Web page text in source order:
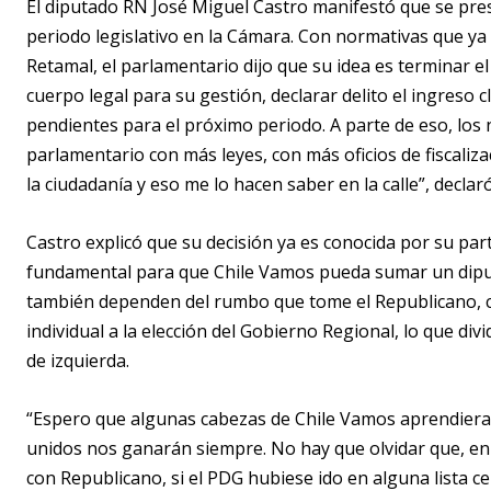
El diputado RN José Miguel Castro manifestó que se
periodo legislativo en la Cámara. Con normativas que
Retamal, el parlamentario dijo que su idea es terminar
cuerpo legal para su gestión, declarar delito el ingreso
pendientes para el próximo periodo. A parte de eso,
parlamentario con más leyes, con más oficios de
la ciudadanía y eso me lo hacen saber en la calle”,
Castro explicó que su decisión ya es conocida por su
fundamental para que Chile Vamos pueda sumar un
también dependen del rumbo que tome el
individual a la elección del Gobierno Regional, lo que
de izquierda.
“Espero que algunas cabezas de Chile Vamos
unidos nos ganarán siempre. No hay que olvidar que,
con Republicano, si el PDG hubiese ido en alguna lista